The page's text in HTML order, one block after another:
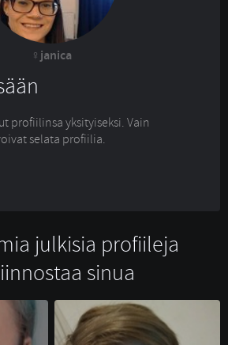
janica
profiilinsa yksityiseksi. Vain
selata profiilia.
julkisia profiileja
sinua